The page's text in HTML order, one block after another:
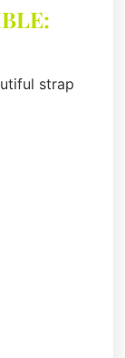
strap